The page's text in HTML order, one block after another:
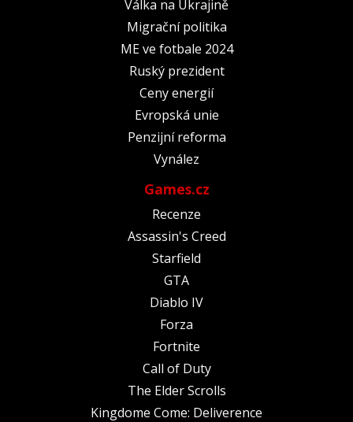
Válka na Ukrajině
Migrační politika
ME ve fotbale 2024
Ruský prezident
Ceny energií
Evropská unie
Penzijní reforma
Vynález
Games.cz
Recenze
Assassin's Creed
Starfield
GTA
Diablo IV
Forza
Fortnite
Call of Duty
The Elder Scrolls
Kingdome Come: Deliverence